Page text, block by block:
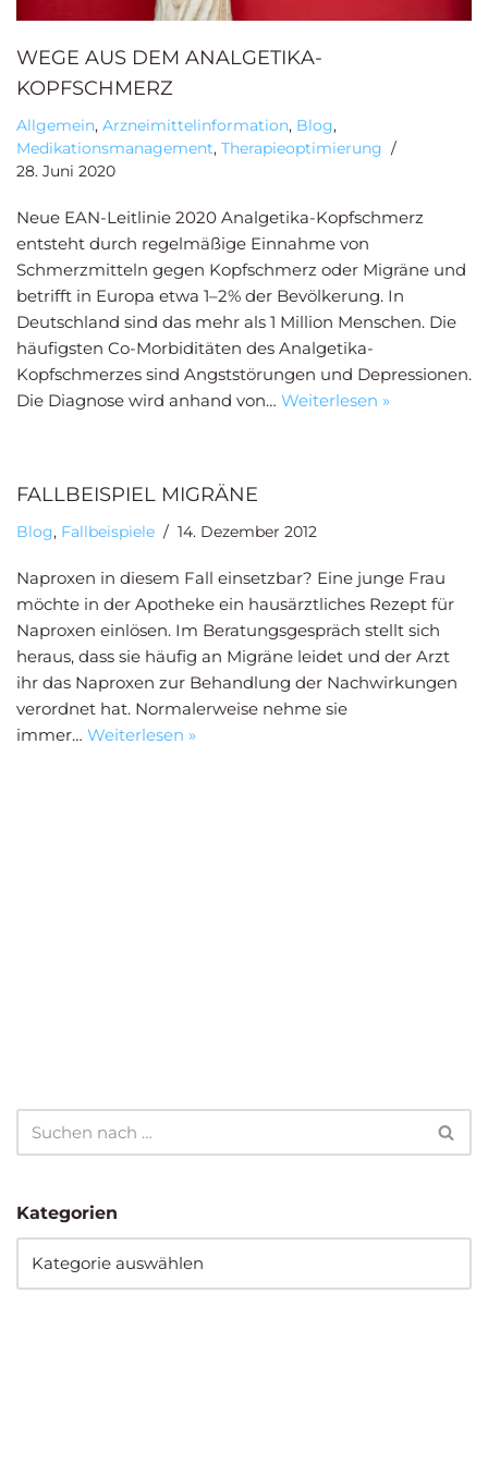
WEGE AUS DEM ANALGETIKA-
KOPFSCHMERZ
Allgemein, Arzneimittelinformation, Blog,
Medikationsmanagement, Therapieoptimierung
28. Juni 2020
Neue EAN-Leitlinie 2020 Analgetika-Kopfschmerz
entsteht durch regelmäßige Einnahme von
Schmerzmitteln gegen Kopfschmerz oder Migräne und
betrifft in Europa etwa 1–2% der Bevölkerung. In
Deutschland sind das mehr als 1 Million Menschen. Die
häufigsten Co-Morbiditäten des Analgetika-
Kopfschmerzes sind Angststörungen und Depressionen.
Die Diagnose wird anhand von… Weiterlesen »
FALLBEISPIEL MIGRÄNE
Blog, Fallbeispiele 14. Dezember 2012
Naproxen in diesem Fall einsetzbar? Eine junge Frau
möchte in der Apotheke ein hausärztliches Rezept für
Naproxen einlösen. Im Beratungsgespräch stellt sich
heraus, dass sie häufig an Migräne leidet und der Arzt
ihr das Naproxen zur Behandlung der Nachwirkungen
verordnet hat. Normalerweise nehme sie
immer… Weiterlesen »
Kategorien